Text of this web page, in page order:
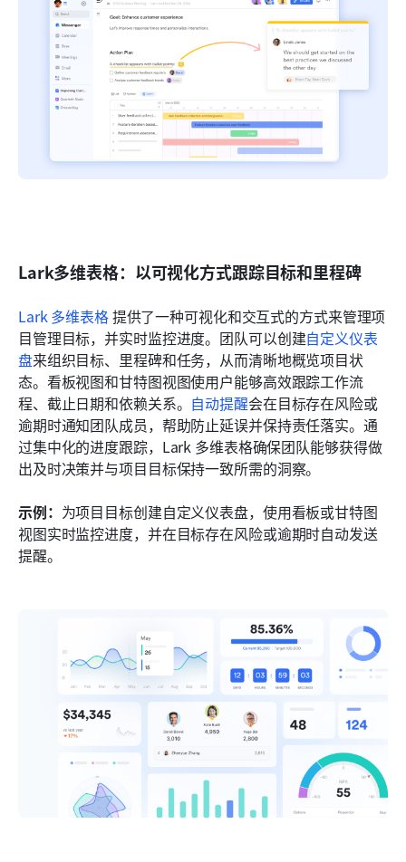
Lark多维表格：以可视化方式跟踪目标和里程碑
Lark 多维表格 提供了一种可视化和交互式的方式来管理项
目管理目标，并实时监控进度。团队可以创建自定义仪表
盘来组织目标、里程碑和任务，从而清晰地概览项目状
态。看板视图和甘特图视图使用户能够高效跟踪工作流
程、截止日期和依赖关系。 自动提醒会在目标存在风险或
逾期时通知团队成员，帮助防止延误并保持责任落实。通
过集中化的进度跟踪，Lark 多维表格确保团队能够获得做
出及时决策并与项目目标保持一致所需的洞察。
示例： 为项目目标创建自定义仪表盘，使用看板或甘特图
视图实时监控进度，并在目标存在风险或逾期时自动发送
提醒。